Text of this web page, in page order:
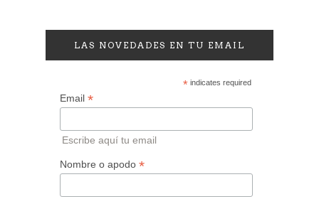
LAS NOVEDADES EN TU EMAIL
*indicates required
Email *
Escribe aquí tu email
Nombre o apodo *